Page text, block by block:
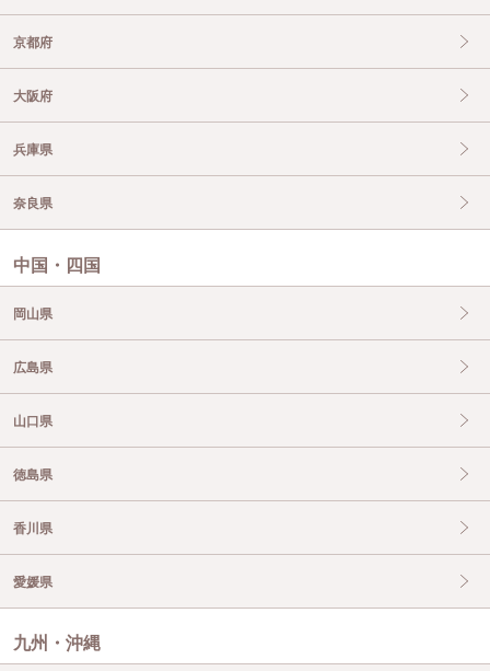
京都府
大阪府
兵庫県
奈良県
中国・四国
岡山県
広島県
山口県
徳島県
香川県
愛媛県
九州・沖縄